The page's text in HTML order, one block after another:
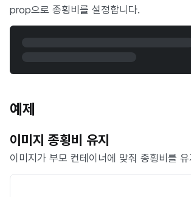
prop으로 종횡비를 설정합니다.
예제
이미지 종횡비 유지
이미지가 부모 컨테이너에 맞춰 종횡비를